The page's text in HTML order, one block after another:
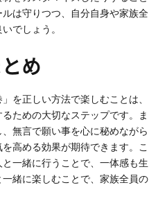
は守りつつ、自分自身や家族全
でしょう。
め
を正しい方法で楽しむことは、
ための大切なステップです。ま
無言で願い事を心に秘めながら
高める効果が期待できます。こ
一緒に行うことで、一体感も生
緒に楽しむことで、家族全員の